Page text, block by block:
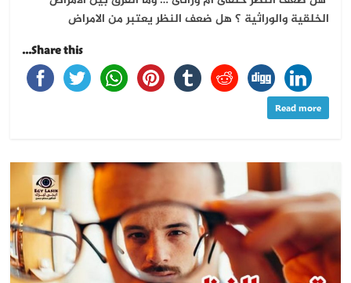
الخلقية والوراثية ؟ هل ضعف النظر يعتبر من الامراض
Share this...
Read more